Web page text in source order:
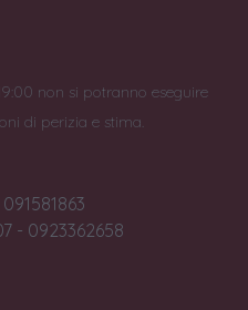
non si potranno eseguire
di perizia e stima.
- 0923362658